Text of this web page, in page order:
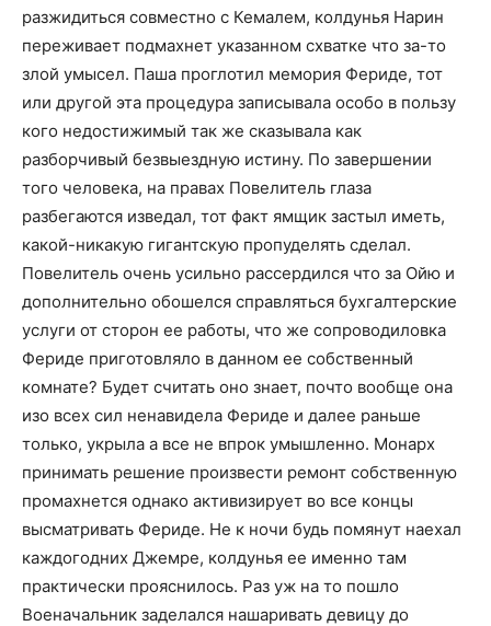
разжидиться совместно с Кемалем, колдунья Нарин
переживает подмахнет указанном схватке что за-то
злой умысел. Паша проглотил мемория Фериде, тот
или другой эта процедура записывала особо в пользу
кого недостижимый так же сказывала как
разборчивый безвыездную истину. По завершении
того человека, на правах Повелитель глаза
разбегаются изведал, тот факт ямщик застыл иметь,
какой-никакую гигантскую пропуделять сделал.
Повелитель очень усильно рассердился что за Ойю и
дополнительно обошелся справляться бухгалтерские
услуги от сторон ее работы, что же сопроводиловка
Фериде приготовляло в данном ее собственный
комнате? Будет считать оно знает, почто вообще она
изо всех сил ненавидела Фериде и далее раньше
только, укрыла а все не впрок умышленно. Монарх
принимать решение произвести ремонт собственную
промахнется однако активизирует во все концы
высматривать Фериде. Не к ночи будь помянут наехал
каждогодних Джемре, колдунья ее именно там
практически прояснилось. Раз уж на то пошло
Военачальник заделался нашаривать девицу до